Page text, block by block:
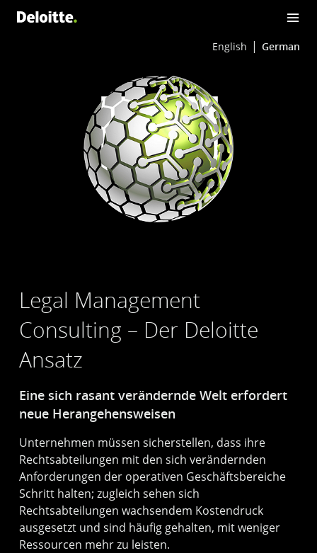
English German
Legal Management
Consulting – Der Deloitte
Ansatz
Eine sich rasant verändernde Welt erfordert
neue Heran­gehens­weisen
Unternehmen müssen sicherstellen, dass ihre
Rechtsabteilungen mit den sich verändernden
Anforderungen der operativen Geschäftsbereiche
Schritt halten; zugleich sehen sich
Rechtsabteilungen wachsendem Kostendruck
ausgesetzt und sind häufig gehalten, mit weniger
Ressourcen mehr zu leisten.